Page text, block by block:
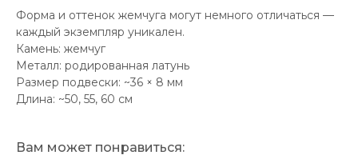
Форма и оттенок жемчуга могут немного отличаться —
каждый экземпляр уникален.
Камень: жемчуг
Металл: родированная латунь
Размер подвески: ~36 × 8 мм
Длина: ~50, 55, 60 см
Вам может понравиться: